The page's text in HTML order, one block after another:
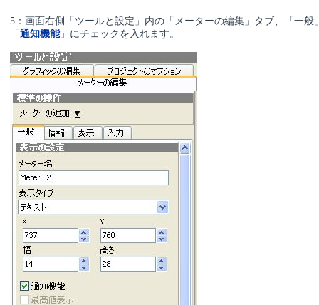
5：画面右側「ツールと設定」内の「メーターの編集」タブ、「一般
「 通知機能」にチェックを入れます。